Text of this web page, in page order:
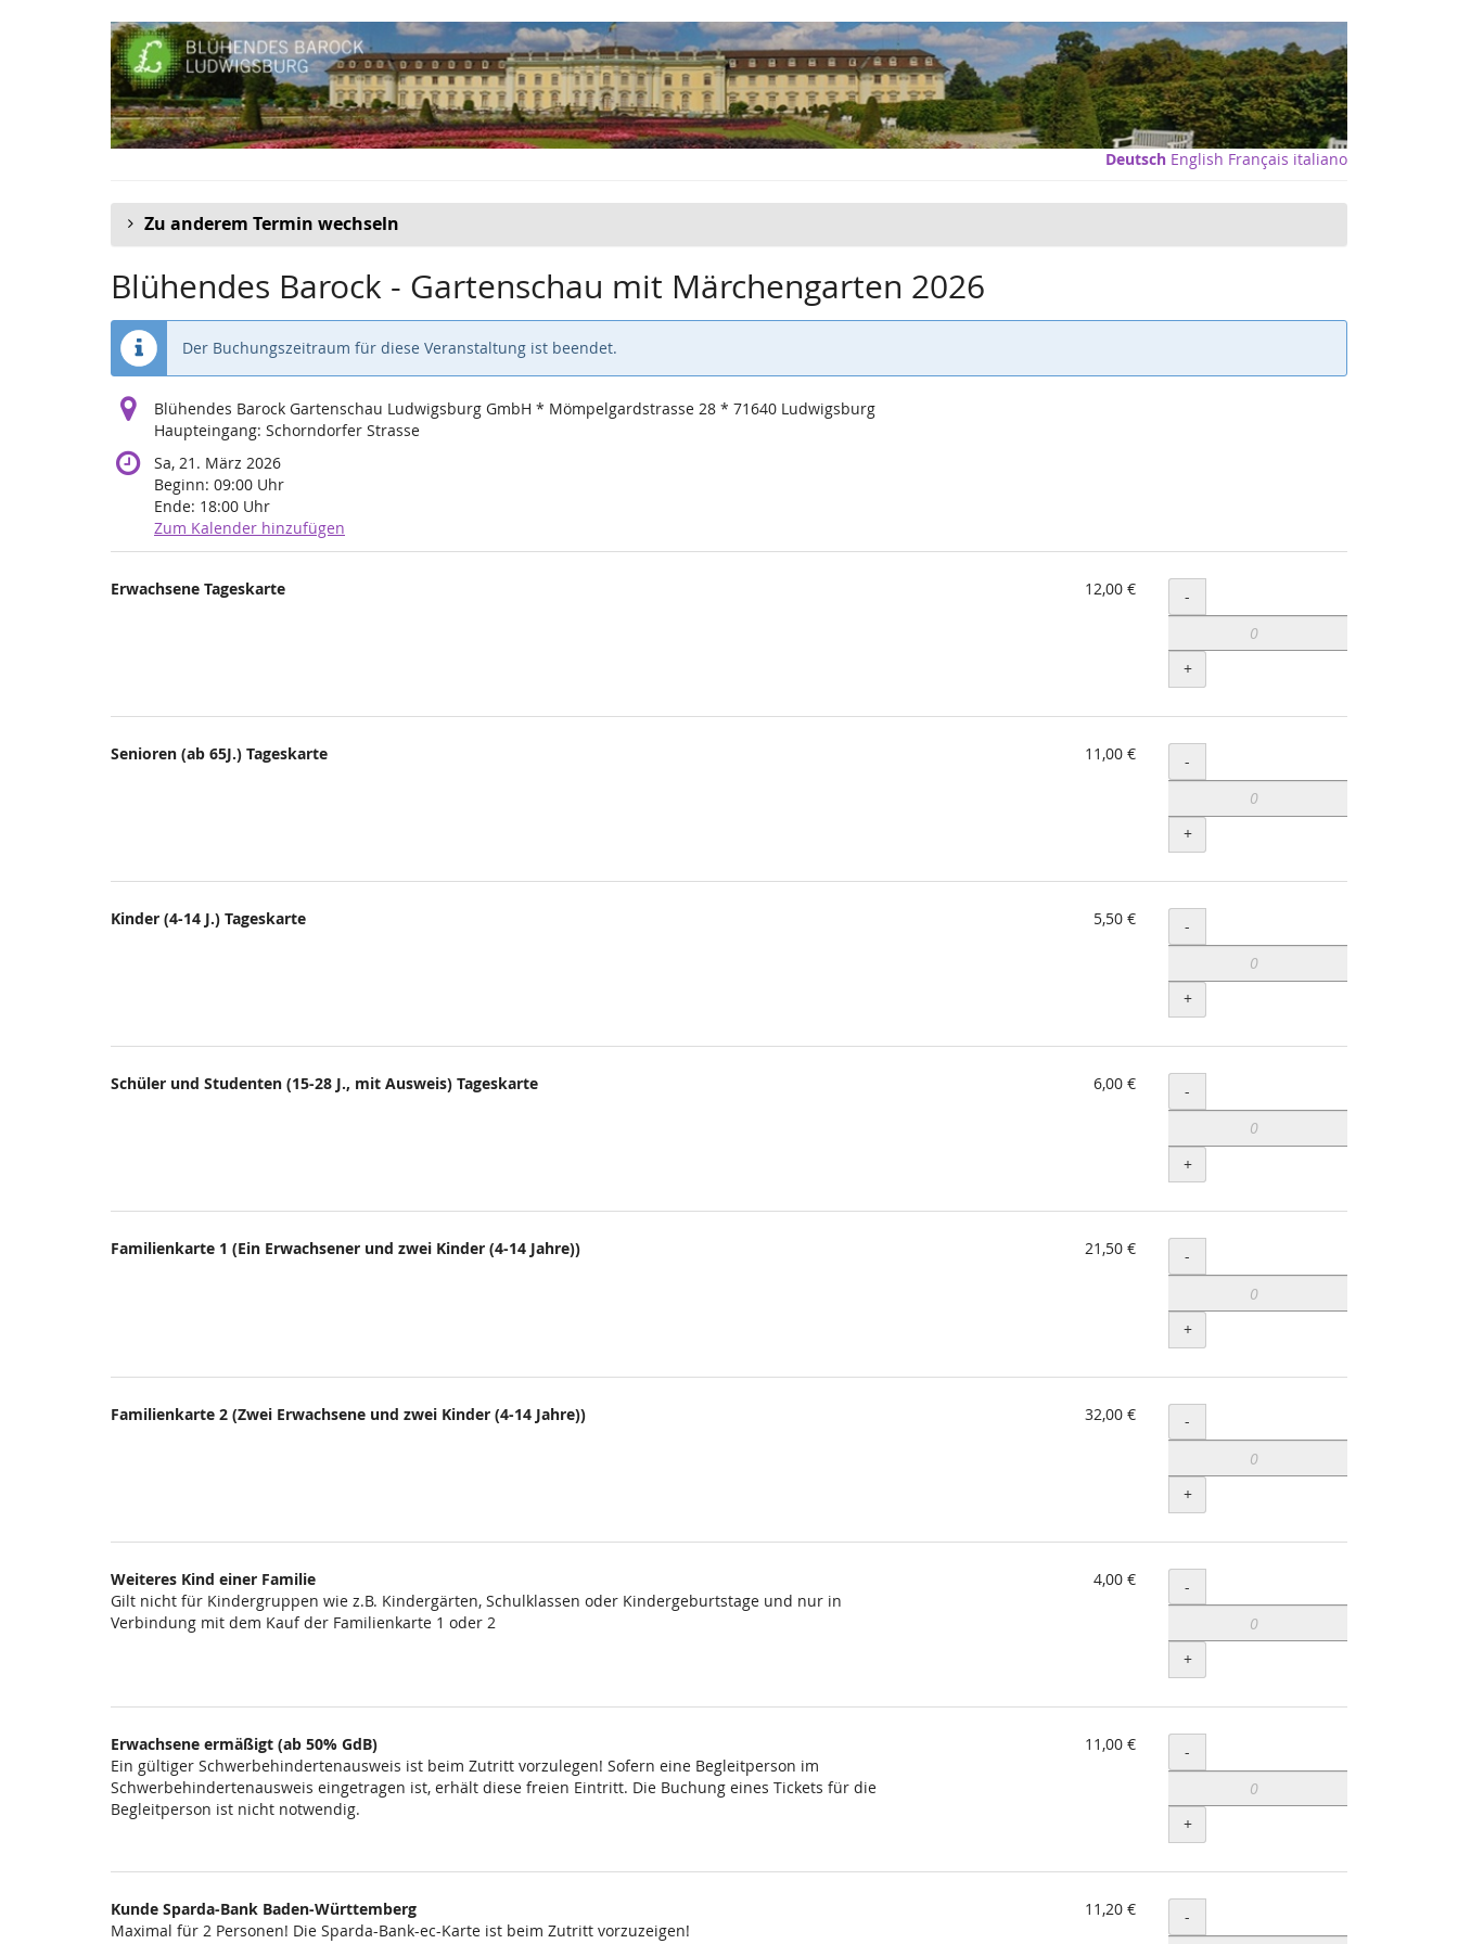
Deutsch English Français italiano
Zu anderem Termin wechseln
Blühendes Barock - Gartenschau mit Märchengarten 2026
Der Buchungszeitraum für diese Veranstaltung ist beendet.
Blühendes Barock Gartenschau Ludwigsburg GmbH * Mömpelgardstrasse 28 * 71640 Ludwigsburg
Haupteingang: Schorndorfer Strasse
Sa, 21. März 2026
Beginn: 09:00 Uhr
Ende: 18:00 Uhr
Zum Kalender hinzufügen
Produkte
Erwachsene Tageskarte 12,00 € Menge
-
+
Senioren (ab 65J.) Tageskarte 11,00 € Menge
-
+
Kinder (4-14 J.) Tageskarte 5,50 € Menge
-
+
Schüler und Studenten (15-28 J., mit Ausweis) Tageskarte 6,00 € Menge
-
+
Familienkarte 1 (Ein Erwachsener und zwei Kinder (4-14 Jahre)) 21,50 € Menge
-
+
Familienkarte 2 (Zwei Erwachsene und zwei Kinder (4-14 Jahre)) 32,00 € Menge
-
+
Weiteres Kind einer Familie
Gilt nicht für Kindergruppen wie z.B. Kindergärten, Schulklassen oder Kindergeburtstage und nur in
Verbindung mit dem Kauf der Familienkarte 1 oder 2
4,00 € Menge
-
+
Erwachsene ermäßigt (ab 50% GdB)
Ein gültiger Schwerbehindertenausweis ist beim Zutritt vorzulegen! Sofern eine Begleitperson im
Schwerbehindertenausweis eingetragen ist, erhält diese freien Eintritt. Die Buchung eines Tickets für die
Begleitperson ist nicht notwendig.
11,00 € Menge
-
+
Kunde Sparda-Bank Baden-Württemberg
Maximal für 2 Personen! Die Sparda-Bank-ec-Karte ist beim Zutritt vorzuzeigen!
11,20 € Menge
-